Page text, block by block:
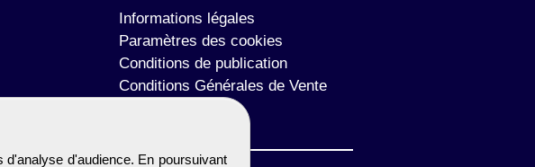
d'audience. En poursuivant
Informations légales
Paramètres des cookies
Conditions de publication
Conditions Générales de Vente